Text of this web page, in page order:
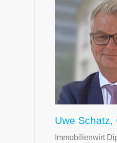
Uwe Schatz,
Immobilienwirt